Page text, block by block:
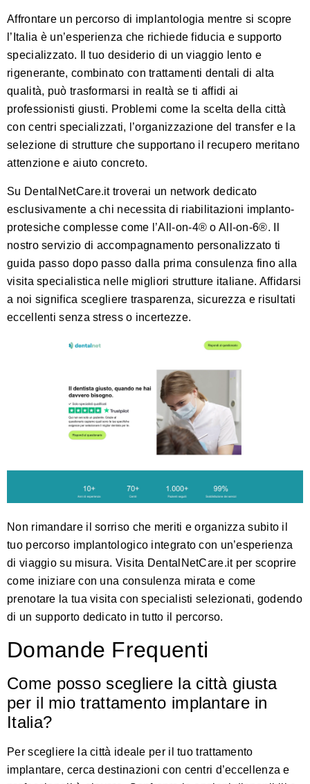
Affrontare un percorso di implantologia mentre si scopre
l’Italia è un’esperienza che richiede fiducia e supporto
specializzato. Il tuo desiderio di un viaggio lento e
rigenerante, combinato con trattamenti dentali di alta
qualità, può trasformarsi in realtà se ti affidi ai
professionisti giusti. Problemi come la scelta della città
con centri specializzati, l’organizzazione del transfer e la
selezione di strutture che supportano il recupero meritano
attenzione e aiuto concreto.
Su DentalNetCare.ittroverai un network dedicato
esclusivamente a chi necessita di riabilitazioni implanto-
protesiche complesse come l’All-on-4® o All-on-6®. Il
nostro servizio di accompagnamento personalizzato ti
guida passo dopo passo dalla prima consulenza fino alla
visita specialistica nelle migliori strutture italiane. Affidarsi
a noi significa scegliere trasparenza, sicurezza e risultati
eccellenti senza stress o incertezze.
Non rimandare il sorriso che meriti e organizza subito il
tuo percorso implantologico integrato con un’esperienza
di viaggio su misura. Visita DentalNetCare.itper scoprire
come iniziare con una consulenza mirata e come
prenotare la tua visita con specialisti selezionati, godendo
di un supporto dedicato in tutto il percorso.
Domande Frequenti
Come posso scegliere la città giusta
per il mio trattamento implantare in
Italia?
Per scegliere la città ideale per il tuo trattamento
implantare, cerca destinazioni con centri d’eccellenza e